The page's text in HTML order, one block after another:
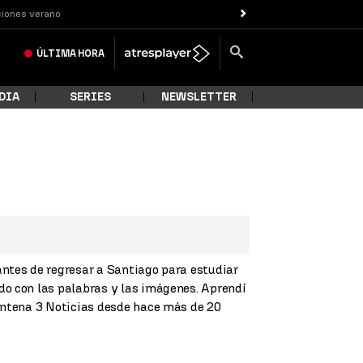
verano
ÚLTIMA HORA
SERIES NEWSLETTER
de regresar a Santiago para estudiar
con las palabras y las imágenes. Aprendí
3 Noticias desde hace más de 20